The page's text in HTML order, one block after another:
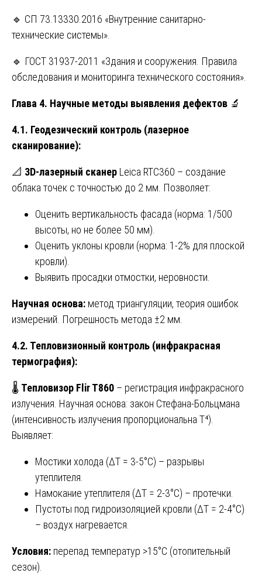
🔹 СП 73.13330.2016 «Внутренние санитарно-
технические системы».
🔹 ГОСТ 31937-2011 «Здания и сооружения. Правила
обследования и мониторинга технического состояния».
Глава 4. Научные методы выявления дефектов 🔬
4.1. Геодезический контроль (лазерное
сканирование):
📐 3D-лазерный сканер Leica RTC360 – создание
облака точек с точностью до 2 мм. Позволяет:
Оценить вертикальность фасада (норма: 1/500
высоты, но не более 50 мм).
Оценить уклоны кровли (норма: 1-2% для плоской
кровли).
Выявить просадки отмостки, неровности.
Научная основа: метод триангуляции, теория ошибок
измерений. Погрешность метода ±2 мм.
4.2. Тепловизионный контроль (инфракрасная
термография):
🌡️ Тепловизор Flir T860 – регистрация инфракрасного
излучения. Научная основа: закон Стефана-Больцмана
(интенсивность излучения пропорциональна T⁴).
Выявляет:
Мостики холода (ΔT = 3-5°C) – разрывы
утеплителя.
Намокание утеплителя (ΔT = 2-3°C) – протечки.
Пустоты под гидроизоляцией кровли (ΔT = 2-4°C)
– воздух нагревается.
Условия: перепад температур >15°C (отопительный
сезон).